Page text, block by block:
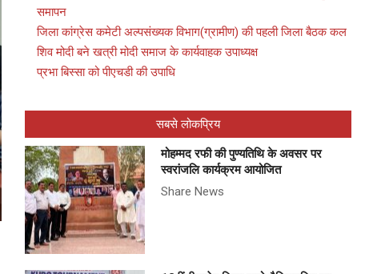
समापन
जिला कांग्रेस कमेटी अल्पसंख्यक विभाग(ग्रामीण) की पहली जिला बैठक कल
शिव मोदी बने खत्री मोदी समाज के कार्यवाहक उपाध्यक्ष
प्रभा बिस्सा को पीएचडी की उपाधि
सबसे लोकप्रिय
मोहम्मद रफी की पुण्यतिथि के अवसर पर
स्वरांजलि कार्यक्रम आयोजित
Share News